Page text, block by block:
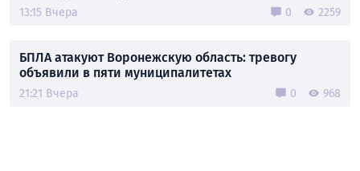
13:15 Вчера 0 2259
БПЛА атакуют Воронежскую область: тревогу
объявили в пяти муниципалитетах
21:21 Вчера 0 968